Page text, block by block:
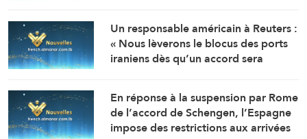
Un responsable américain à Reuters :
« Nous lèverons le blocus des ports
iraniens dès qu’un accord sera
navigation sans entrave. »
En réponse à la suspension par Rome
de l’accord de Schengen, l’Espagne
impose des restrictions aux arrivées